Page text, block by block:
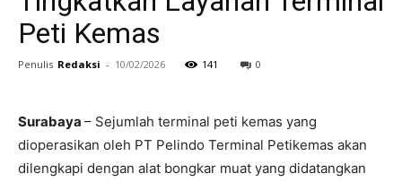
Peti Kemas
Penulis Redaksi - 10/02/2026 141 0
Surabaya – Sejumlah terminal peti kemas yang
dioperasikan oleh PT Pelindo Terminal Petikemas akan
dilengkapi dengan alat bongkar muat yang didatangkan